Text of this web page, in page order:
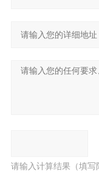
请输入计算结果（填